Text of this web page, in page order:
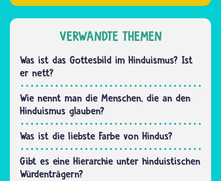
werden
Kinder…
haben
lange
recherchiert,
ohne ein
ganz
eindeutiges
Ergebnis.
Bei einer
Hindu-
Bestattung
wird…
VERWANDTE THEMEN
Was ist das Gottesbild im Hinduismus? Ist
er nett?
Wie nennt man die Menschen, die an den
Hinduismus glauben?
Was ist die liebste Farbe von Hindus?
Gibt es eine Hierarchie unter hinduistischen
Würdenträgern?